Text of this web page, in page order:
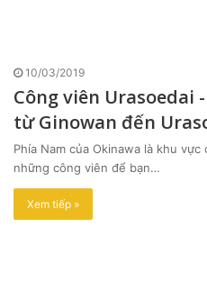
10/03/2019
Công viên Urasoedai
từ Ginowan đến
Phía Nam của Okinawa là khu
những công viên để bạn…
Xem tiếp »